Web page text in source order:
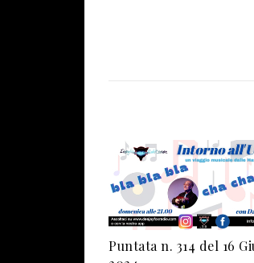
Puntata n. 314 del 16